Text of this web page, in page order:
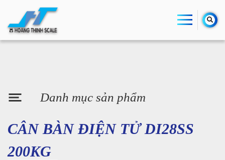
Danh mục sản phẩm
CÂN BÀN ĐIỆN TỬ DI28SS
200KG